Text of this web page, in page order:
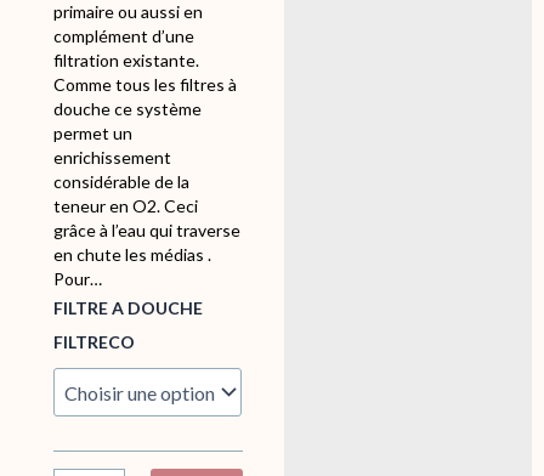
primaire ou aussi en
complément d’une
filtration existante.
Comme tous les filtres à
douche ce système
permet un
enrichissement
considérable de la
teneur en O2. Ceci
grâce à l’eau qui traverse
en chute les médias .
Pour…
FILTRE A DOUCHE
FILTRECO
q
a
n
i
t